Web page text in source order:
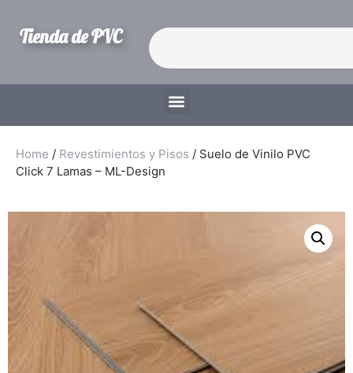
Tienda de PVC
Home / Revestimientos y Pisos / Suelo de Vinilo PVC
Click 7 Lamas – ML-Design